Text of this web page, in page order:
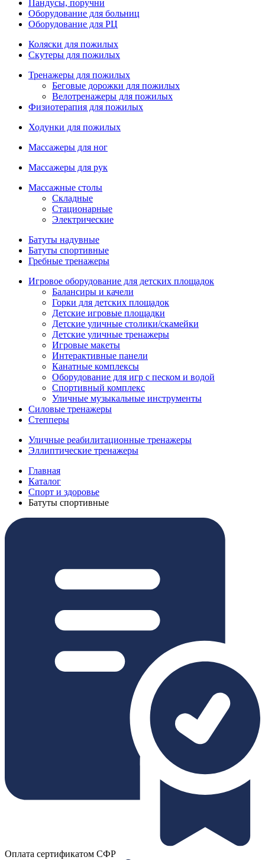
Пандусы, поручни
Оборудование для больниц
Оборудование для РЦ
Коляски для пожилых
Скутеры для пожилых
Тренажеры для пожилых
Беговые дорожки для пожилых
Велотренажеры для пожилых
Физиотерапия для пожилых
Ходунки для пожилых
Массажеры для ног
Массажеры для рук
Массажные столы
Складные
Стационарные
Электрические
Батуты надувные
Батуты спортивные
Гребные тренажеры
Игровое оборудование для детских площадок
Балансиры и качели
Горки для детских площадок
Детские игровые площадки
Детские уличные столики/скамейки
Детские уличные тренажеры
Игровые макеты
Интерактивные панели
Канатные комплексы
Оборудование для игр с песком и водой
Спортивный комплекс
Уличные музыкальные инструменты
Силовые тренажеры
Степперы
Уличные реабилитационные тренажеры
Эллиптические тренажеры
Главная
Каталог
Спорт и здоровье
Батуты спортивные
Оплата сертификатом СФР